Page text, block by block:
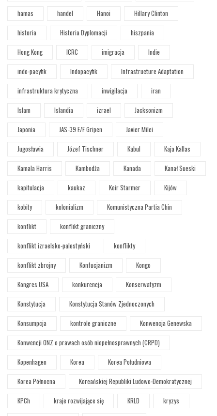
hamas
handel Hanoi
Hillary Clinton
historia
Historia Dyplomacji
hiszpania
Hong Kong
ICRC imigracja
Indie
indo-pacyfik
Indopacyfik
Infrastructure Adaptation
infrastruktura krytyczna
inwigilacja
iran
Islam
Islandia izrael
Jacksonizm
Japonia
JAS-39 E/F Gripen
Javier Milei
Jugosławia
Józef Tischner Kabul
Kaja Kallas
Kamala Harris
Kambodża Kanada
Kanał Sueski
kapitulacja
kaukaz Keir Starmer
Kijów
kobity
kolonializm
Komunistyczna Partia Chin
konflikt
konflikt graniczny
konflikt izraelsko-palestyński
konflikty
konflikt zbrojny
Konfucjanizm
Kongo
Kongres USA
konkurencja
Konserwatyzm
Konstytucja
Konstytucja Stanów Zjednoczonych
Konsumpcja
kontrole graniczne
Konwencja Genewska
Konwencji ONZ o prawach osób niepełnosprawnych (CRPD)
Kopenhagen
Korea
Korea Południowa
Korea Północna
Koreańskiej Republiki Ludowo-Demokratycznej
KPCh
kraje rozwijające się KRLD
kryzys